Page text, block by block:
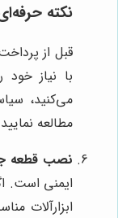
نکته
قبل از
با نیاز
می‌کنید،
مطالعه
نصب قطعه
ایمنی است.
ابزارآلات